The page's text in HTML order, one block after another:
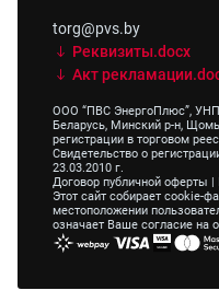
torg@pvs.by
Реквизиты.docx
Акт
ООО “ПВС ЭнергоПлюс”,
Беларусь, Минский р-н,
регистрации в торговом
Свидетельство о
23.03.2010 г.
Договор публичной оферты |
Этот сайт собирает cookie-
местоположении
означает Ваше согласие на